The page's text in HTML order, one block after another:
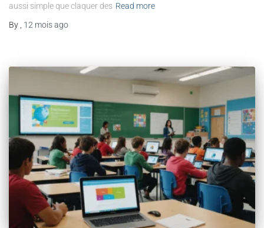
aussi simple que claquer des Read more
By
12 moisago